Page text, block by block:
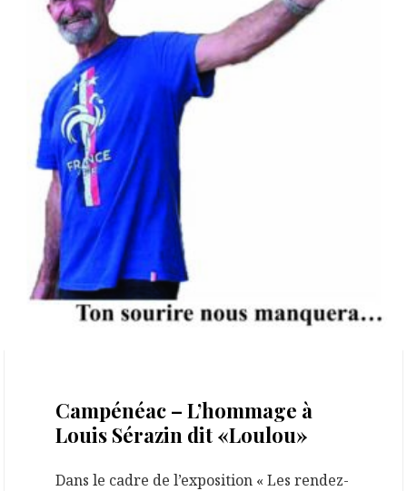
Campénéac – L’hommage à
Louis Sérazin dit «Loulou»
Dans le cadre de l’exposition « Les rendez-